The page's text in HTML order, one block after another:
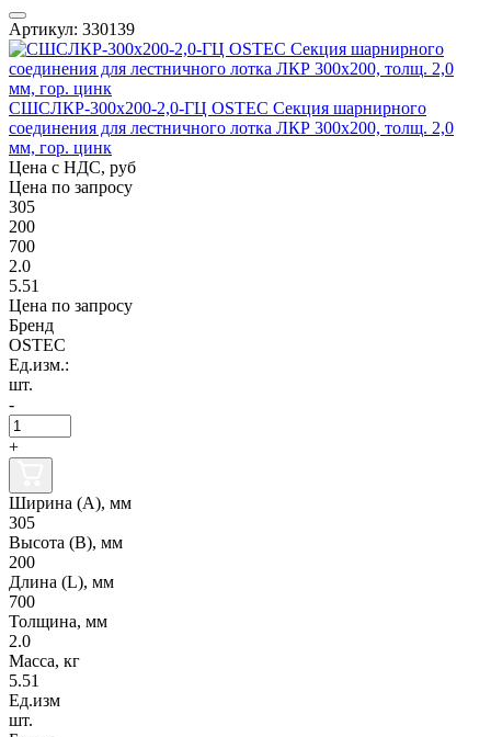
Артикул: 330139
СШСЛКР-300х200-2,0-ГЦ OSTEC Секция шарнирного
соединения для лестничного лотка ЛКР 300х200, толщ. 2,0
мм, гор. цинк
Цена с НДС, руб
Цена по запросу
305
200
700
2.0
5.51
Цена по запросу
Бренд
OSTEC
Ед.изм.:
шт.
-
+
Ширина (А), мм
305
Высота (В), мм
200
Длина (L), мм
700
Толщина, мм
2.0
Масса, кг
5.51
Ед.изм
шт.